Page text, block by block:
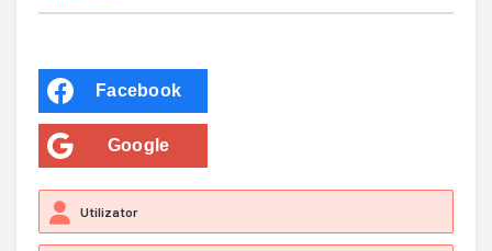
Facebook
Google